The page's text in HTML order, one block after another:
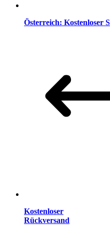
Österreich: Kostenloser
Kostenloser
Rückversand